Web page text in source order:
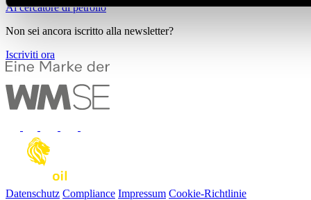
Al cercatore di petrolio
Non sei ancora iscritto alla newsletter?
Iscriviti ora
Datenschutz Compliance Impressum Cookie-Richtlinie